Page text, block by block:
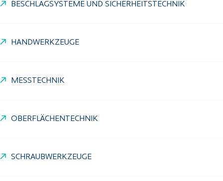
BESCHLAGSYSTEME UND SICHERHEITSTECHNIK
HANDWERKZEUGE
MESSTECHNIK
OBERFLÄCHENTECHNIK
SCHRAUBWERKZEUGE